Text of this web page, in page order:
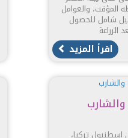
المؤقت، والعوامل
شامل للحصول
الزراعة
اقرأ المزيد
والشارب
اسطنبول تركيا،